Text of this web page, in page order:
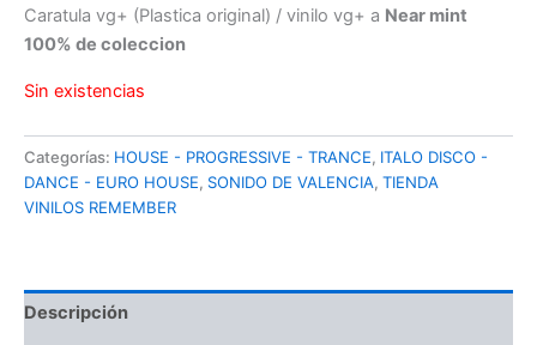
precio
original
era:
35,00 €.
precio
24,90 €.
Caratula vg+ (Plastica original) / vinilo vg+ a Near mint
100% de coleccion
Sin existencias
Categorías: HOUSE - PROGRESSIVE - TRANCE, ITALO DISCO -
DANCE - EURO HOUSE, SONIDO DE VALENCIA, TIENDA
VINILOS REMEMBER
Descripción